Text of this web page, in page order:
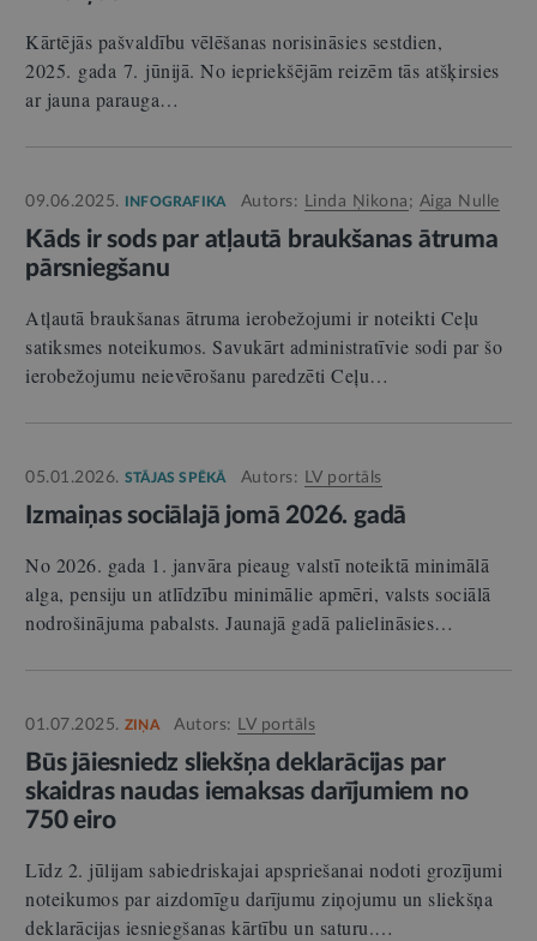
Kārtējās pašvaldību vēlēšanas norisināsies sestdien,
2025. gada 7. jūnijā. No iepriekšējām reizēm tās atšķirsies
ar jauna parauga…
09.06.2025. INFOGRAFIKA Autors: Linda Ņikona ; Aiga Nulle
Kāds ir sods par atļautā braukšanas ātruma
pārsniegšanu
Atļautā braukšanas ātruma ierobežojumi ir noteikti Ceļu
satiksmes noteikumos. Savukārt administratīvie sodi par šo
ierobežojumu neievērošanu paredzēti Ceļu…
05.01.2026. STĀJAS SPĒKĀ Autors: LV portāls
Izmaiņas sociālajā jomā 2026. gadā
No 2026. gada 1. janvāra pieaug valstī noteiktā minimālā
alga, pensiju un atlīdzību minimālie apmēri, valsts sociālā
nodrošinājuma pabalsts. Jaunajā gadā palielināsies…
01.07.2025. ZIŅA Autors: LV portāls
Būs jāiesniedz sliekšņa deklarācijas par
skaidras naudas iemaksas darījumiem no
750 eiro
Līdz 2. jūlijam sabiedriskajai apspriešanai nodoti grozījumi
noteikumos par aizdomīgu darījumu ziņojumu un sliekšņa
deklarācijas iesniegšanas kārtību un saturu.…